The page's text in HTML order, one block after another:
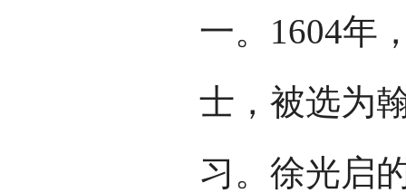
一。1604年
士，被选为
习。徐光启